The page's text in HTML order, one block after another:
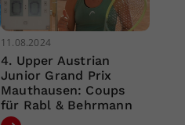
11.08.2024
4. Upper Austrian
Junior Grand Prix
Mauthausen: Coups
für Rabl & Behrmann